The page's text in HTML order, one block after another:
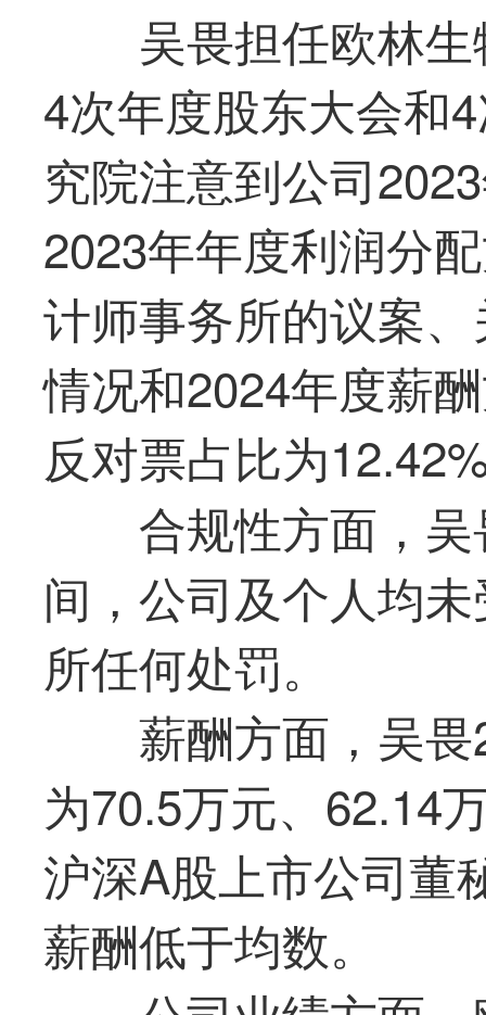
吴畏担任欧林
4次年度股东大会和
究院注意到公司
2023年年度利润分
计师事务所的议案
情况和2024年度薪
反对票占比为
合规性方面，
间，公司及个人均
所任何处罚。
薪酬方面，吴
为70.5万元、62.14
沪深A股上市公司董
薪酬低于均数。